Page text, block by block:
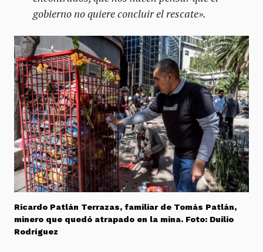
gobierno no quiere concluir el rescate».
Ricardo Patlán Terrazas, familiar de Tomás Patlán,
minero que quedó atrapado en la mina. Foto: Duilio
Rodríguez